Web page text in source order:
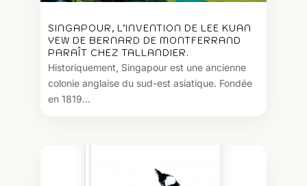
SINGAPOUR, L’INVENTION DE LEE KUAN
YEW DE BERNARD DE MONTFERRAND
PARAÎT CHEZ TALLANDIER.
Historiquement, Singapour est une ancienne
colonie anglaise du sud-est asiatique. Fondée
en 1819...